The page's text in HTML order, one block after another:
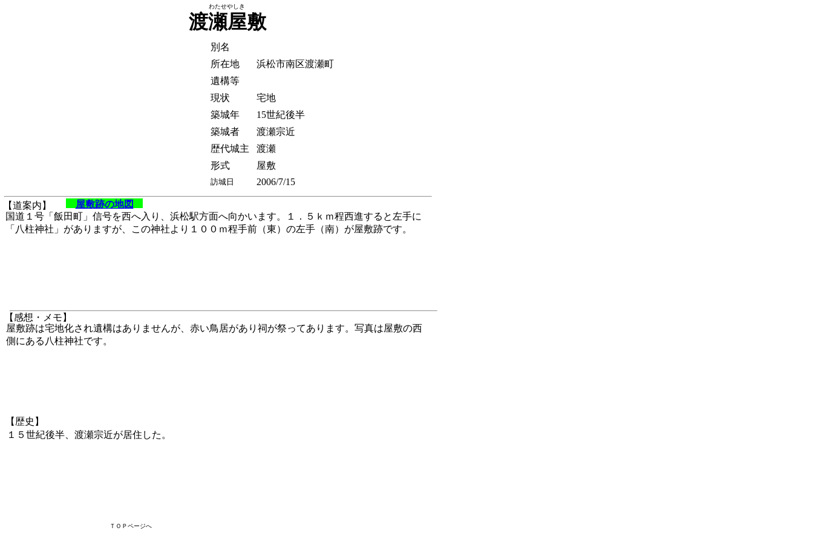
屋敷跡の地図
渡瀬屋敷
別名
所在地
浜松市南区渡瀬町
遺構等
現状
宅地
築城年
15世紀後半
築城者
渡瀬宗近
歴代城主
渡瀬
形式
屋敷
訪城日 2006/7/15
【道案内】
【感想・メモ】
わたせやしき
【歴史】
ＴＯＰページへ
国道１号「飯田町」信号を西へ入り、浜松駅方面へ向かいます。１．５ｋｍ程西進すると左手に
「八柱神社」がありますが、この神社より１００ｍ程手前（東）の左手（南）が屋敷跡です。
屋敷跡は宅地化され遺構はありませんが、赤い鳥居があり祠が祭ってあります。写真は屋敷の西
側にある八柱神社です。
１５世紀後半、渡瀬宗近が居住した。